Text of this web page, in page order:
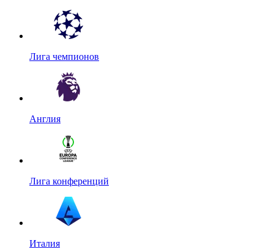
Лига чемпионов
Англия
Лига конференций
Италия